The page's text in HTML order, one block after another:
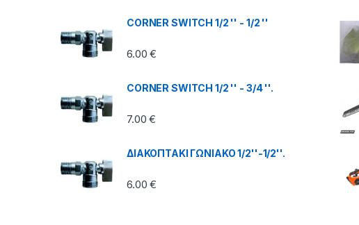
CORNER SWITCH 1/2 '' - 1/2 ''
6.00€
CORNER SWITCH 1/2 '' - 3/4 ''.
7.00€
ΔΙΑΚΟΠΤΑΚΙ ΓΩΝΙΑΚΟ 1/2''-1/2''.
6.00€